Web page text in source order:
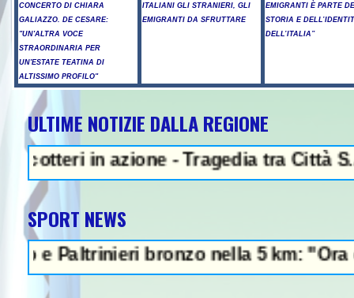
CONCERTO DI CHIARA
GALIAZZO. DE CESARE:
"UN'ALTRA VOCE
STRAORDINARIA PER
UN'ESTATE TEATINA DI
ALTISSIMO PROFILO"
ITALIANI GLI STRANIERI, GLI
EMIGRANTI DA SFRUTTARE
EMIGRANTI È PARTE
STORIA E
DELL’ITALIA”
ULTIME NOTIZIE DALLA REGIONE
- Tragedia tra Città S.Angelo e
SPORT NEWS
bronzo nella 5 km: "Ora ci
NEWS IN EVIDENZA -